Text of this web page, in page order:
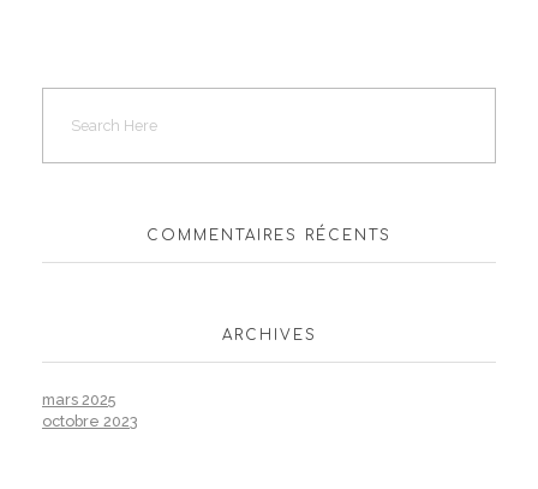
COMMENTAIRES RÉCENTS
ARCHIVES
mars 2025
octobre 2023